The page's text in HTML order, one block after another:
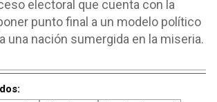
electoral que cuenta con la
punto final a un modelo político
una nación sumergida en la miseria.